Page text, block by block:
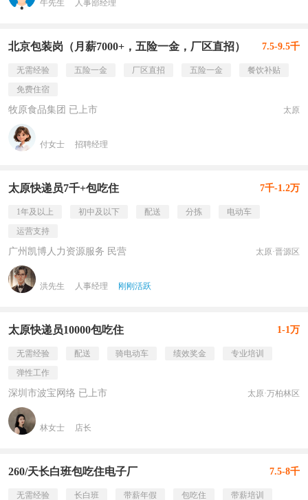
牛先生 人事部经理
北京包装岗（月薪7000+，五险一金，厂区直招） 7.5-9.5千
无需经验 五险一金 厂区直招 五险一金
餐饮补贴
免费住宿
牧原食品集团 已上市 太原
付女士 招聘经理
太原快递员7千+包吃住 7千-1.2万
1年及以上 初中及以下 配送 分拣
电动车
运营支持
广州凯博人力资源服务 民营 太原·晋源区
洪先生 人事经理 刚刚活跃
太原快递员10000包吃住 1-1万
无需经验 配送 骑电动车 绩效奖金
专业培训
弹性工作
深圳市波宝网络 已上市 太原·万柏林区
林女士 店长
260/天长白班包吃住电子厂 7.5-8千
无需经验 长白班 带薪年假 包吃住
带薪培训